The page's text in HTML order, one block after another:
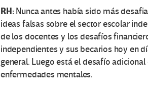
RH: Nunca antes había sido más
ideas falsas sobre el sector escolar
de los docentes y los desafíos
independientes y sus becarios hoy en
general. Luego está el desafío
enfermedades mentales.